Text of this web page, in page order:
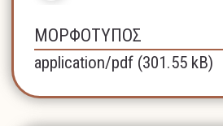
ΜΟΡΦΟΤΥΠΟΣ
application/pdf (301.55 kB)